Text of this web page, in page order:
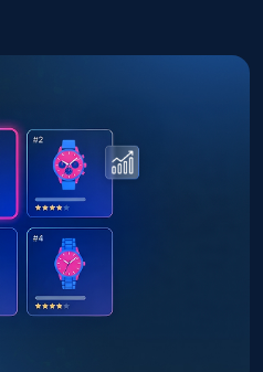
products using
name, Seller rating,
Root category, and
Commencer